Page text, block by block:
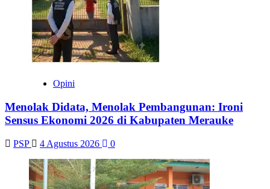
Opini
Menolak Didata, Menolak Pembangunan: Ironi
Sensus Ekonomi 2026 di Kabupaten Merauke
PSP 4 Agustus 2026 0